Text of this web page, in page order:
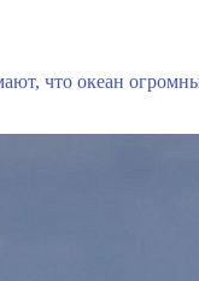
что океан